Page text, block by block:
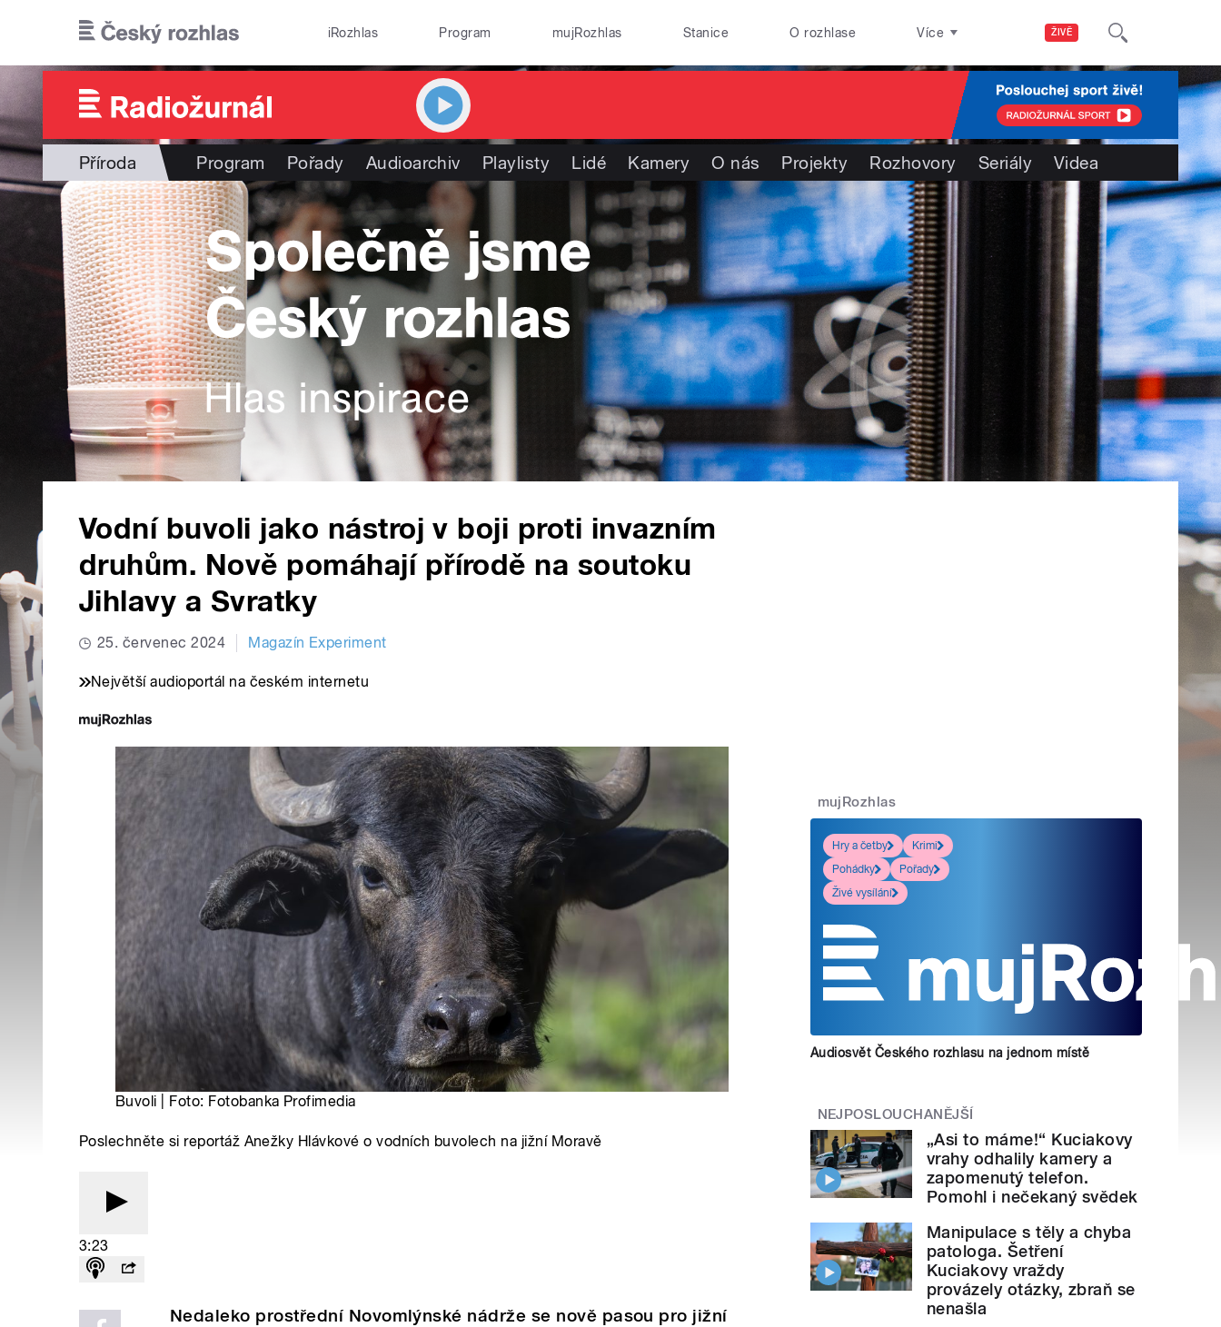
ŽIVĚ
iRozhlas Program mujRozhlas Stanice O rozhlase Více
Příroda Program Pořady Audioarchiv Playlisty Lidé Kamery O nás Projekty Rozhovory Seriály Videa
Vodní buvoli jako nástroj v boji proti invazním
druhům. Nově pomáhají přírodě na soutoku
Jihlavy a Svratky
25. červenec 2024 Magazín Experiment
Největší audioportál na českém internetu
Buvoli | Foto: Fotobanka Profimedia
Poslechněte si reportáž Anežky Hlávkové o vodních buvolech na jižní Moravě
3:23
Nedaleko prostřední Novomlýnské nádrže se nově pasou pro jižní
mujRozhlas
Hry a četby
Krimi
Pohádky
Pořady
Živé vysílání
Audiosvět Českého rozhlasu na jednom místě
NEJPOSLOUCHANĚJŠÍ
„Asi to máme!“ Kuciakovy
vrahy odhalily kamery a
zapomenutý telefon.
Pomohl i nečekaný svědek
Manipulace s těly a chyba
patologa. Šetření
Kuciakovy vraždy
provázely otázky, zbraň se
nenašla